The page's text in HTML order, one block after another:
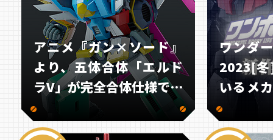
アニメ『ガン×ソード』
より、五体合体「エルド
ラV」が完全合体仕様で初
プラキット化！
ワンダ
2023[冬
いるメ
ムをま